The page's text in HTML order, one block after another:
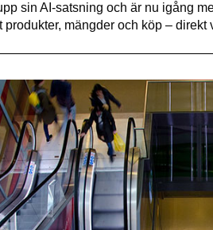
sin AI-satsning och är nu igång
produkter, mängder och köp –